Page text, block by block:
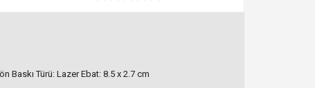
Baskı Türü: Lazer Ebat: 8.5 x 2.7 cm